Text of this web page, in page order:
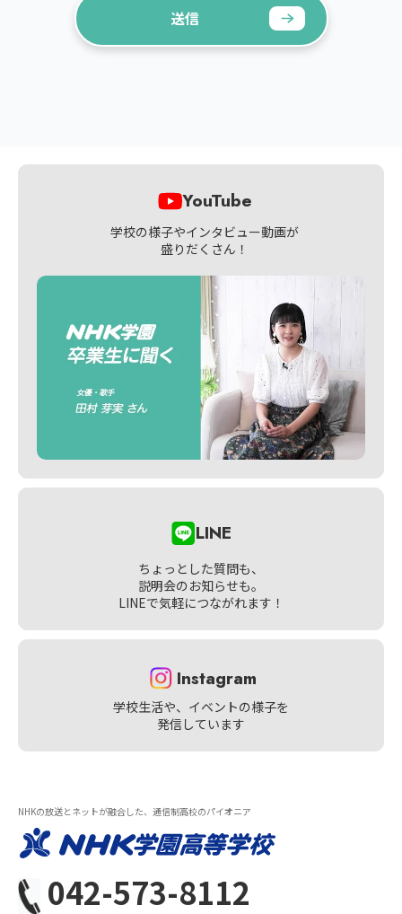
YouTube
学校の様子やインタビュー動画が
盛りだくさん！
LINE
ちょっとした質問も、
説明会のお知らせも。
LINEで気軽につながれます！
Instagram
学校生活や、イベントの様子を
発信しています
NHKの放送とネットが融合した、通信制高校のパイオニア
042-573-8112